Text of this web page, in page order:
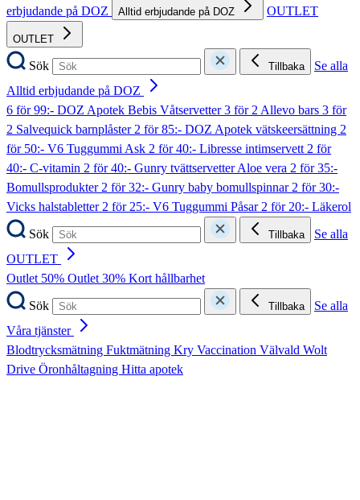
erbjudande på DOZ
Alltid erbjudande på DOZ OUTLET
OUTLET
Sök Tillbaka
Se alla
Alltid erbjudande på DOZ
6 för 99:- DOZ Apotek Bebis Våtservetter3 för 2 Allevo bars 3 för
2 Salvequick barnplåster2 för 85:- DOZ Apotek vätskeersättning 2
för 50:- V6 Tuggummi Ask 2 för 40:- Libresse intimservett2 för
40:- C-vitamin 2 för 40:- Gunry tvättservetter Aloe vera 2 för 35:-
Bomullsprodukter2 för 32:- Gunry baby bomullspinnar2 för 30:-
Vicks halstabletter2 för 25:- V6 Tuggummi Påsar2 för 20:- Läkerol
Sök
Tillbaka
Se alla
OUTLET
Outlet 50% Outlet 30% Kort hållbarhet
Sök
Tillbaka
Se alla
Våra tjänster
Blodtrycksmätning Fuktmätning Kry Vaccination Välvald Wolt
Drive Öronhåltagning Hitta apotek